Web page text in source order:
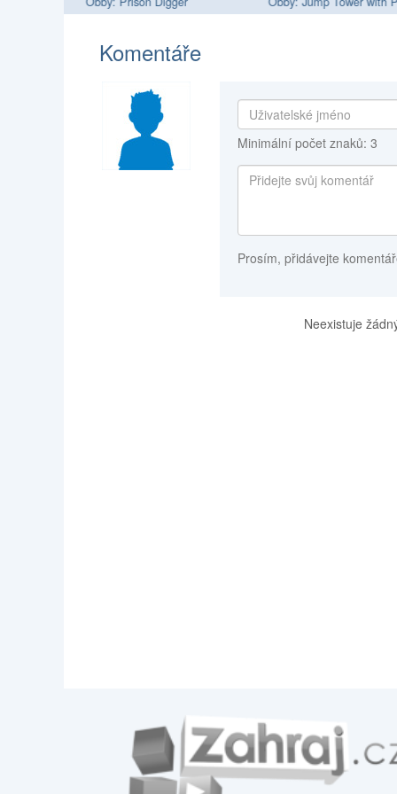
Komentáře
Minimální počet znaků: 3
Prosím, přidávejte
Neexistuje